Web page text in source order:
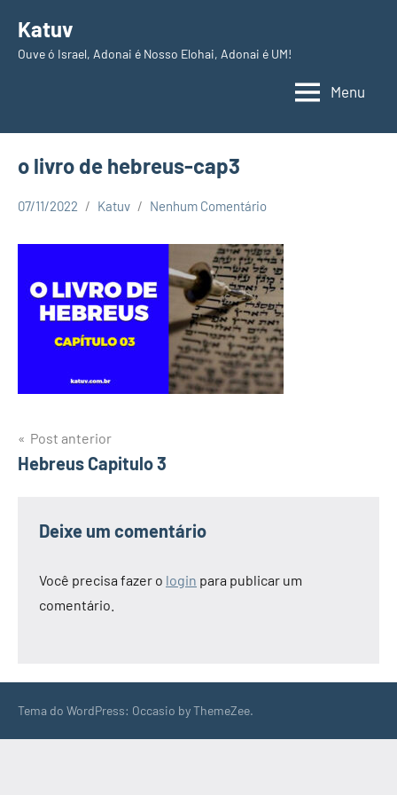
paraKatuv
Ouve ó Israel, Adonai é Nosso Elohai, Adonai é UM!
Menu
o livro de hebreus-cap3
07/11/2022 Katuv Nenhum Comentário
Navegação
de
Post anterior
Hebreus Capitulo 3
Deixe um comentário
Você precisa fazer o login para publicar um
comentário.
Tema do WordPress: Occasio by ThemeZee.